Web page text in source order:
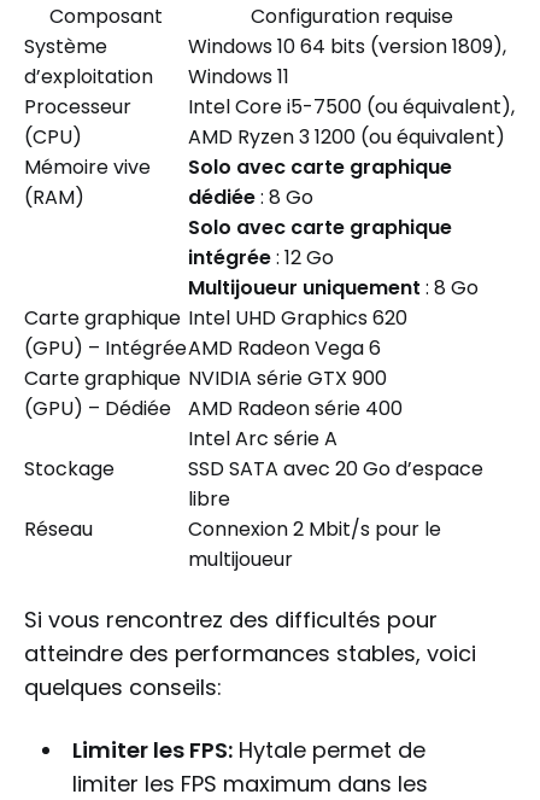
Composant
Configuration requise
Système
d’exploitation
Windows 10 64 bits (version 1809),
Windows 11
Processeur
(CPU)
Intel Core i5-7500 (ou équivalent),
AMD Ryzen 3 1200 (ou équivalent)
Mémoire vive
(RAM)
Solo avec carte graphique
dédiée: 8 Go
Solo avec carte graphique
intégrée: 12 Go
Multijoueur uniquement : 8 Go
Carte graphique
(GPU) – Intégrée
Intel UHD Graphics 620
AMD Radeon Vega 6
Carte graphique
(GPU) – Dédiée
NVIDIA série GTX 900
AMD Radeon série 400
Intel Arc série A
Stockage
SSD SATA avec 20 Go d’espace
libre
Réseau
Connexion 2 Mbit/s pour le
multijoueur
Si vous rencontrez des difficultés pour
atteindre des performances stables, voici
quelques conseils:
Limiter les FPS:Hytale permet de
limiter les FPS maximum dans les